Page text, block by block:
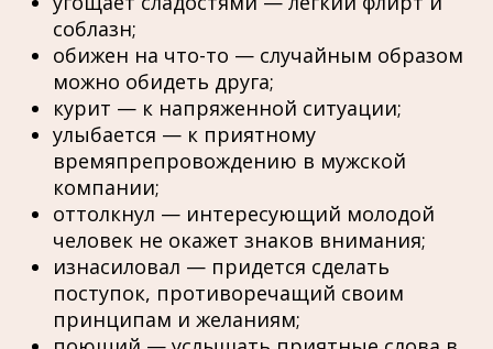
соблазн;
обижен на что-то — случайным образом
можно обидеть друга;
курит — к напряженной ситуации;
улыбается — к приятному
времяпрепровождению в мужской
компании;
оттолкнул — интересующий молодой
человек не окажет знаков внимания;
изнасиловал — придется сделать
поступок, противоречащий своим
принципам и желаниям;